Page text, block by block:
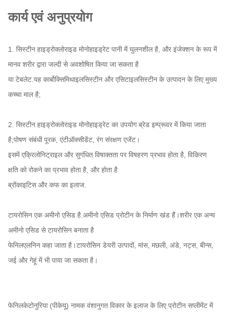
कार्य एवं अनुप्रयोग
1. सिस्टीन हाइड्रोक्लोराइड मोनोहाइड्रेट पानी में घुलनशील है, और इंजेक्शन के रूप में
मानव शरीर द्वारा जल्दी से अवशोषित किया जा सकता है
या टेबलेट.यह कार्बोक्सिमिथाइलसिस्टीन और एसिटाइलसिस्टीन के उत्पादन के लिए मुख्य
कच्चा माल है;
2. सिस्टीन हाइड्रोक्लोराइड मोनोहाइड्रेट का उपयोग ब्रेड इम्प्रूवर में किया जाता
है;पोषण संबंधी पूरक, एंटीऑक्सीडेंट, रंग संरक्षण एजेंट।
इसमें एक्रिलोनिट्राइल और सुगंधित विषाक्तता पर विषहरण प्रभाव होता है, विकिरण
क्षति को रोकने का प्रभाव होता है, और होता है
ब्रोंकाइटिस और कफ का इलाज.
टायरोसिन एक अमीनो एसिड है.अमीनो एसिड प्रोटीन के निर्माण खंड हैं।शरीर एक अन्य
अमीनो एसिड से टायरोसिन बनाता है
फेनिलएलनिन कहा जाता है।टायरोसिन डेयरी उत्पादों, मांस, मछली, अंडे, नट्स, बीन्स,
जई और गेहूं में भी पाया जा सकता है।
फेनिलकेटोनुरिया (पीकेयू) नामक वंशानुगत विकार के इलाज के लिए प्रोटीन सप्लीमेंट में